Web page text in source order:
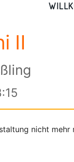
II
nicht mehr